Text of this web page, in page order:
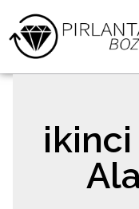
ikinci